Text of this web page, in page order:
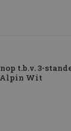
t.b.v. 3-
Alpin Wit